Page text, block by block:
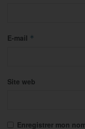
E-mail *
Site web
Enregistrer mon